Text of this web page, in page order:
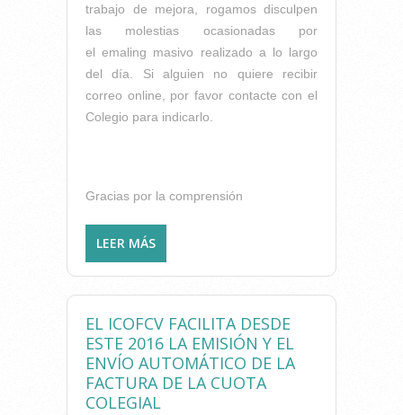
trabajo de mejora, rogamos disculpen
las molestias ocasionadas por
el emaling masivo realizado a lo largo
del día. Si alguien no quiere recibir
correo online, por favor contacte con el
Colegio para indicarlo.
Gracias por la comprensión
LEER MÁS
COLEGIADOS: SE HA
REALIZADO UN ENVÍO
MOTIVO DE LAS PRUEBAS
QUE ESTAMOS REALIZANDO
PARA MEJORAR EL SERVICIO
DE INFORMACIÓN
EL ICOFCV FACILITA DESDE
ESTE 2016 LA EMISIÓN Y EL
ENVÍO AUTOMÁTICO DE LA
FACTURA DE LA CUOTA
COLEGIAL